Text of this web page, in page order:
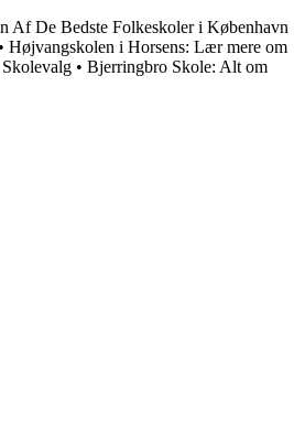
Af De Bedste Folkeskoler i København
• Højvangskolen i Horsens: Lær mere om
• Bjerringbro Skole: Alt om